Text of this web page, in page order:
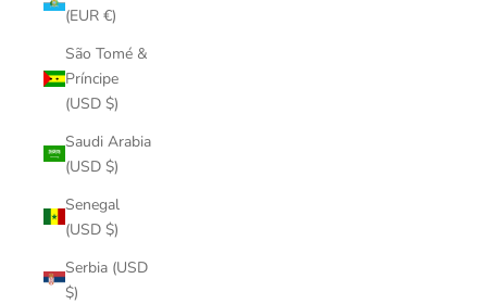
(EUR €)
São Tomé &
Príncipe
(USD $)
Saudi Arabia
(USD $)
Senegal
(USD $)
Serbia (USD
$)